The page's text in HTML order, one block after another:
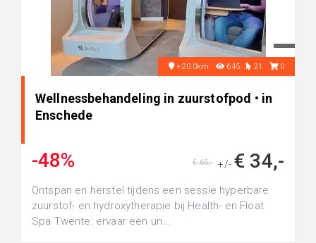
+20.0km 645 21 0
Wellnessbehandeling in zuurstofpod • in
Enschede
-48% +/- € 34,-
€ 65,-
Ontspan en herstel tijdens een sessie hyperbare
zuurstof- en hydroxytherapie bij Health- en Float
Spa Twente: ervaar een un...